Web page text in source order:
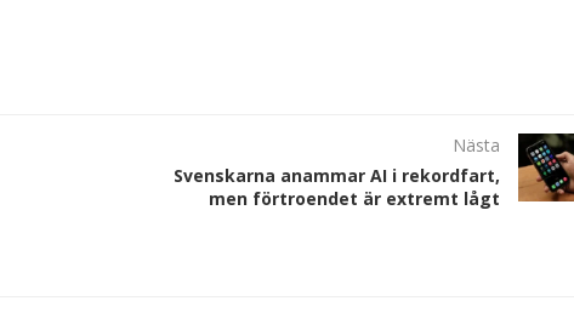
Nästa
Svenskarna anammar AI i rekordfart,
men förtroendet är extremt lågt